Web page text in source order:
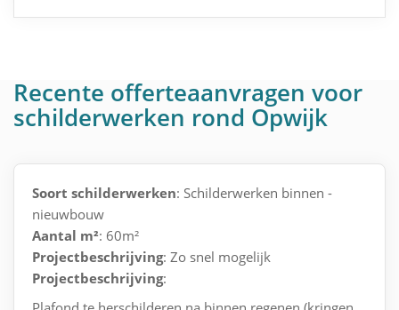
Recente offerteaanvragen voor
schilderwerken rond Opwijk
Soort schilderwerken: Schilderwerken binnen -
nieuwbouw
Aantal m²: 60m²
Projectbeschrijving: Zo snel mogelijk
Projectbeschrijving: